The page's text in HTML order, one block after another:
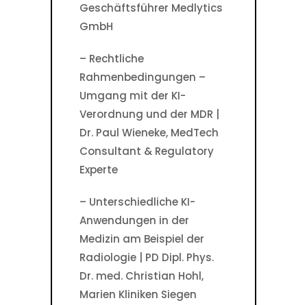
Geschäftsführer Medlytics
GmbH
– Rechtliche
Rahmenbedingungen –
Umgang mit der KI-
Verordnung und der MDR |
Dr. Paul Wieneke, MedTech
Consultant & Regulatory
Experte
– Unterschiedliche KI-
Anwendungen in der
Medizin am Beispiel der
Radiologie | PD Dipl. Phys.
Dr. med. Christian Hohl,
Marien Kliniken Siegen